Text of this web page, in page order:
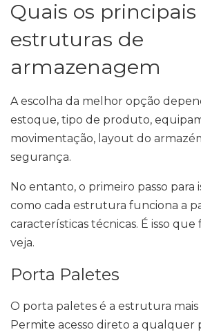
Quais os
estruturas de
armazenagem
A escolha da melhor opção
estoque, tipo de produto,
movimentação, layout do
segurança.
No entanto, o primeiro passo para
como cada estrutura funciona a
características técnicas. É isso que
veja.
Porta Paletes
O porta paletes é a estrutura mais
Permite acesso direto a qualquer